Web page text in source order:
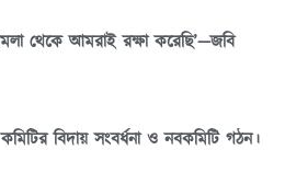
থেকে আমরাই রক্ষা করেছি’—জবি
বিদায় সংবর্ধনা ও নবকমিটি গঠন।